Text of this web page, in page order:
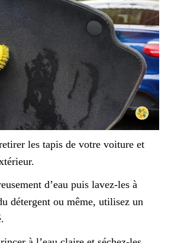
les tapis de votre voiture et
d’eau puis lavez-les à
détergent ou même, utilisez un